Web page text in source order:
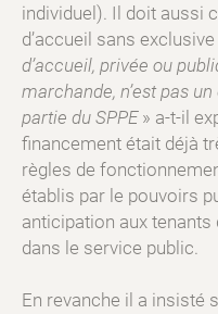
individuel). Il doit aussi
d’accueil sans exclusive
d’accueil, privée ou
marchande, n’est pas
partie du SPPE » a-t-il
financement était déjà
règles de
établis par le pouvoirs
anticipation aux tenants
dans le service public.
En revanche il a insisté